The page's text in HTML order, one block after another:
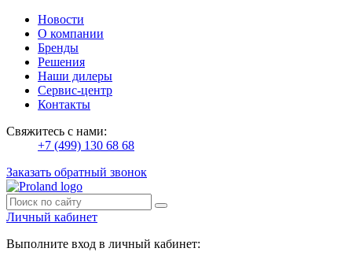
Новости
О компании
Бренды
Решения
Наши дилеры
Сервис-центр
Контакты
Свяжитесь с нами:
+7 (499) 130 68 68
Заказать обратный звонок
Личный кабинет
Выполните вход в личный кабинет: